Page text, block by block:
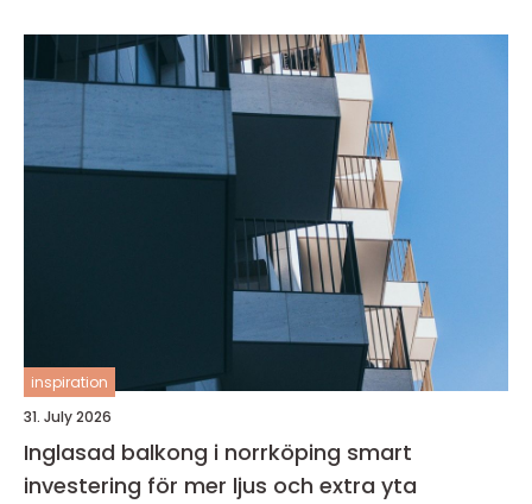
inspiration
31. July 2026
Inglasad balkong i norrköping smart
investering för mer ljus och extra yta